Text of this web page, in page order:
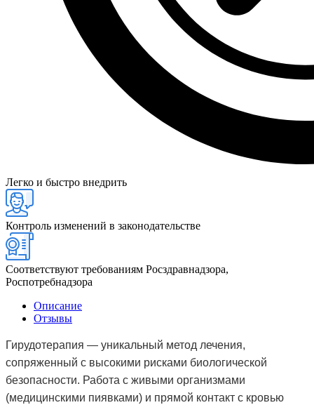
Легко и быстро внедрить
Контроль изменений в законодательстве
Соответствуют требованиям Росздравнадзора,
Роспотребнадзора
Описание
Отзывы
Гирудотерапия — уникальный метод лечения,
сопряженный с высокими рисками биологической
безопасности. Работа с живыми организмами
(медицинскими пиявками) и прямой контакт с кровью